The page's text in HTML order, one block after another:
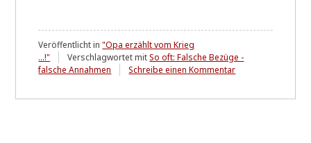
Veröffentlicht in"Opa erzählt vom Krieg
...!"
Verschlagwortet mitSo oft: Falsche Bezüge -
falsche Annahmen
Schreibe einen Kommentarzu